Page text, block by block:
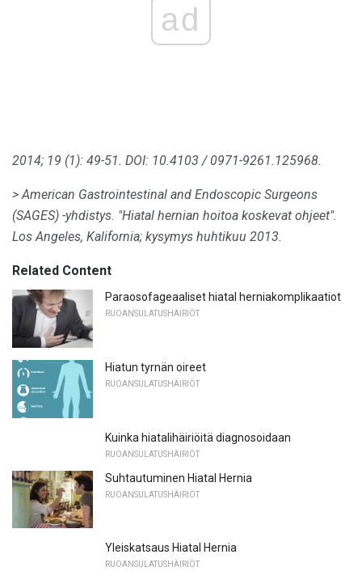
ad
2014; 19 (1): 49-51. DOI: 10.4103 / 0971-9261.125968.
> American Gastrointestinal and Endoscopic Surgeons
(SAGES) -yhdistys. "Hiatal hernian hoitoa koskevat ohjeet".
Los Angeles, Kalifornia; kysymys huhtikuu 2013.
Related Content
Paraosofageaaliset hiatal herniakomplikaatiot
RUOANSULATUSHÄIRIÖT
Hiatun tyrnän oireet
RUOANSULATUSHÄIRIÖT
Kuinka hiatalihäiriöitä diagnosoidaan
RUOANSULATUSHÄIRIÖT
Suhtautuminen Hiatal Hernia
RUOANSULATUSHÄIRIÖT
Yleiskatsaus Hiatal Hernia
RUOANSULATUSHÄIRIÖT